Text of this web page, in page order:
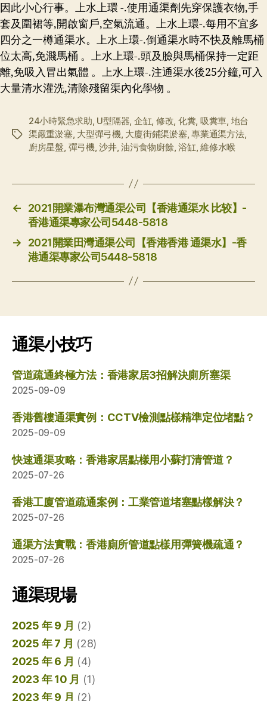
因此小心行事。上水上環 -.使用通渠劑先穿保護衣物,手
套及圍裙等,開啟窗戶,空氣流通。上水上環-.每用不宜多
四分之一樽通渠水。上水上環-.倒通渠水時不快及離馬桶
位太高,免濺馬桶 。上水上環-.頭及臉與馬桶保持一定距
離,免吸入冒出氣體 。上水上環-.注通渠水後25分鐘,可入
大量清水灌洗,清除殘留渠內化學物 。
标
24小時緊急求助, U型隔器, 企缸, 修改, 化糞, 吸糞車, 地台
渠嚴重淤塞, 大型彈弓機, 大廈街鋪渠淤塞,專業通渠方法,
廚房星盤, 彈弓機,沙井,油污食物廚餘,浴缸,維修水喉
←
2021開業瀑布灣通渠公司【香港通渠水 比较】-
香港通渠專家公司5448-5818
→
2021開業田灣通渠公司【香港香港 通渠水】-香
港通渠專家公司5448-5818
通渠小技巧
管道疏通終極方法：香港家居3招解決廁所塞渠
2025-09-09
香港舊樓通渠實例：CCTV檢測點樣精準定位堵點？
2025-09-09
快速通渠攻略：香港家居點樣用小蘇打清管道？
2025-07-26
香港工廈管道疏通案例：工業管道堵塞點樣解決？
2025-07-26
通渠方法實戰：香港廁所管道點樣用彈簧機疏通？
2025-07-26
通渠現場
2025 年 9 月 (2)
2025 年 7 月 (28)
2025 年 6 月 (4)
2023 年 10 月 (1)
2023 年 9 月 (2)